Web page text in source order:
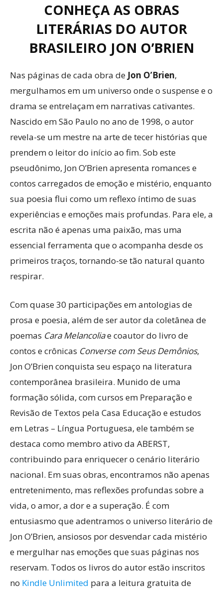
CONHEÇA AS OBRAS
LITERÁRIAS DO AUTOR
BRASILEIRO JON O’BRIEN
Nas páginas de cada obra de Jon O’Brien,
mergulhamos em um universo onde o suspense e o
drama se entrelaçam em narrativas cativantes.
Nascido em São Paulo no ano de 1998, o autor
revela-se um mestre na arte de tecer histórias que
prendem o leitor do início ao fim. Sob este
pseudônimo, Jon O’Brien apresenta romances e
contos carregados de emoção e mistério, enquanto
sua poesia flui como um reflexo íntimo de suas
experiências e emoções mais profundas. Para ele, a
escrita não é apenas uma paixão, mas uma
essencial ferramenta que o acompanha desde os
primeiros traços, tornando-se tão natural quanto
respirar.
Com quase 30 participações em antologias de
prosa e poesia, além de ser autor da coletânea de
poemas Cara Melancoliae coautor do livro de
contos e crônicas Converse com Seus Demônios,
Jon O’Brien conquista seu espaço na literatura
contemporânea brasileira. Munido de uma
formação sólida, com cursos em Preparação e
Revisão de Textos pela Casa Educação e estudos
em Letras – Língua Portuguesa, ele também se
destaca como membro ativo da ABERST,
contribuindo para enriquecer o cenário literário
nacional. Em suas obras, encontramos não apenas
entretenimento, mas reflexões profundas sobre a
vida, o amor, a dor e a superação. É com
entusiasmo que adentramos o universo literário de
Jon O’Brien, ansiosos por desvendar cada mistério
e mergulhar nas emoções que suas páginas nos
reservam. Todos os livros do autor estão inscritos
no Kindle Unlimited para a leitura gratuita de